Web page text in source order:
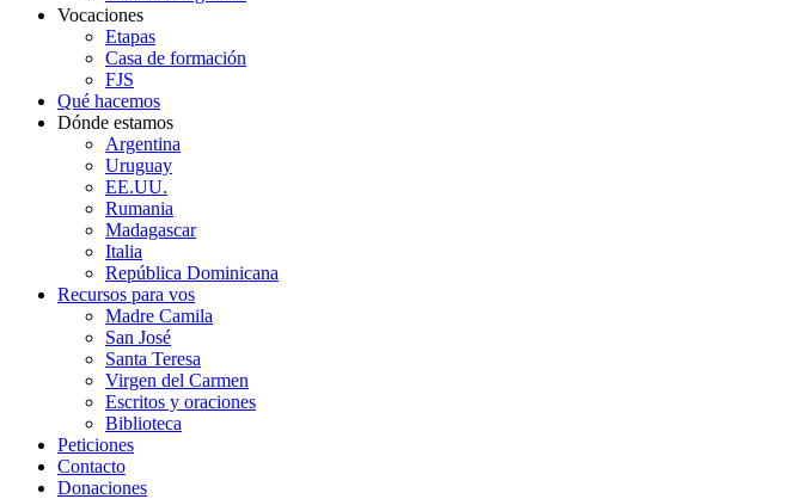
Vocaciones
Etapas
Casa de formación
FJS
Qué hacemos
Dónde estamos
Argentina
Uruguay
EE.UU.
Rumania
Madagascar
Italia
República Dominicana
Recursos para vos
Madre Camila
San José
Santa Teresa
Virgen del Carmen
Escritos y oraciones
Biblioteca
Peticiones
Contacto
Donaciones